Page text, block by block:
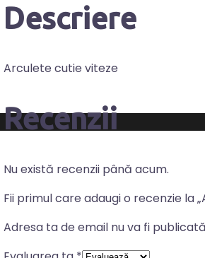
Descriere
Arculete cutie viteze
Recenzii
Nu există recenzii până acum.
Fii primul care adaugi o recenzie la
Adresa ta de email nu va fi